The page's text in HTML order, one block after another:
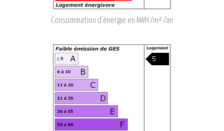
Consommation d'énergie en kWH /m² /an